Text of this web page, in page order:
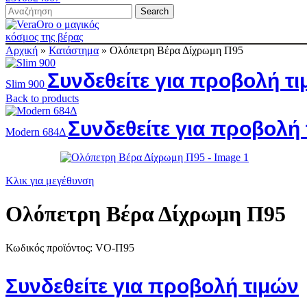
Search
Αρχική » Κατάστημα » Ολόπετρη Βέρα Δίχρωμη Π95
Slim 900 Συνδεθείτε για προβολή
Back to products
Modern 684Δ Συνδεθείτε για προβολή
Κλικ για μεγέθυνση
Ολόπετρη Βέρα Δίχρωμη Π95
Κωδικός προϊόντος: VO-Π95
Συνδεθείτε για προβολή τιμών